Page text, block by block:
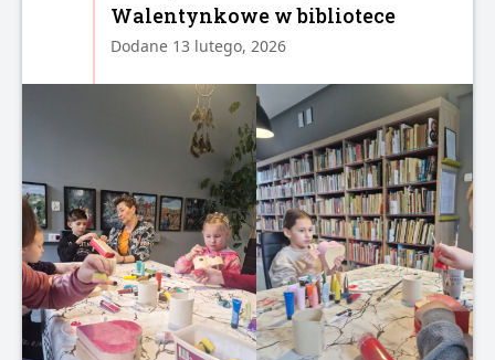
Walentynkowe w bibliotece
Dodane 13 lutego, 2026